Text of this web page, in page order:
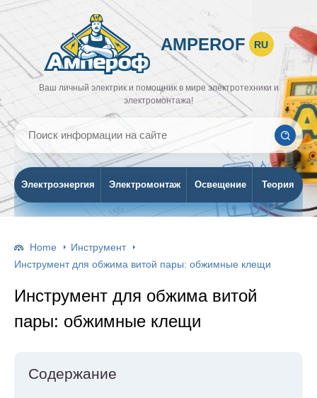
AMPEROF RU
Ваш личный электрик и помощник в мире электротехники и
электромонтажа!
Электроэнергия Электромонтаж Освещение Теория
Home
Инструмент
Инструмент для обжима витой пары: обжимные клещи
Инструмент для обжима витой
пары: обжимные клещи
Содержание